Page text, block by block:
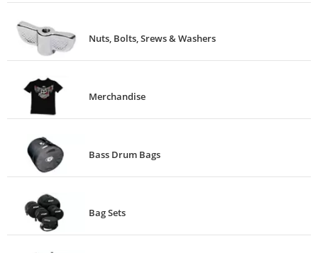
Nuts, Bolts, Srews & Washers
Merchandise
Bass Drum Bags
Bag Sets